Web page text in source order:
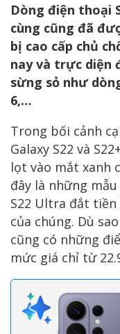
Dòng điện thoại
cùng cũng đã
bị cao cấp chủ
nay và trực diện
sừng sỏ như
6,…
Trong bối cảnh
Galaxy S22 và
lọt vào mắt xanh
đây là những
S22 Ultra đắt
của chúng. Dù
cũng có những
mức giá chỉ từ